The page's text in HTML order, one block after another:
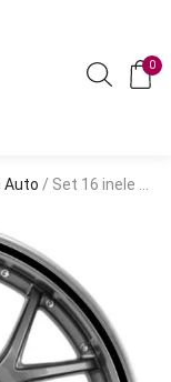
0
Auto / Set 16 inele din autocolant pentru jante culoare Negru Lucios